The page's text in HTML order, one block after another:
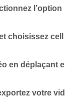
l’option
choisissez cell
en déplaçant e
votre vid